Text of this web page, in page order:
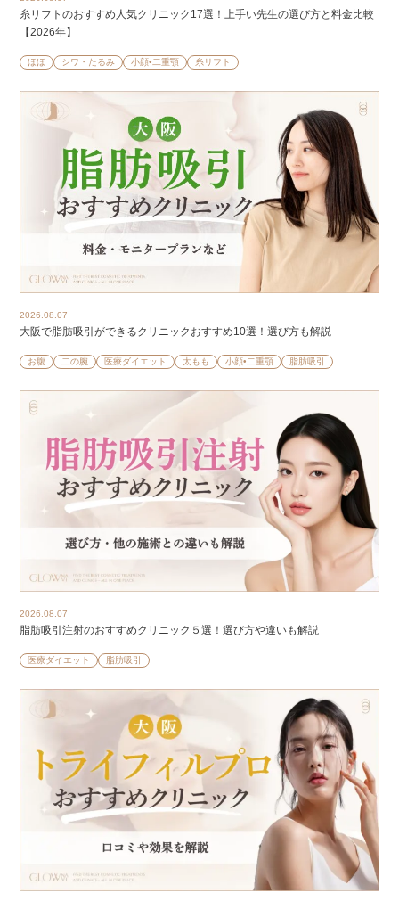
糸リフトのおすすめ人気クリニック17選！上手い先生の選び方と料金比較
【2026年】
ほほ シワ・たるみ 小顔•二重顎 糸リフト
2026.08.07
大阪で脂肪吸引ができるクリニックおすすめ10選！選び方も解説
お腹 二の腕 医療ダイエット 太もも 小顔•二重顎 脂肪吸引
2026.08.07
脂肪吸引注射のおすすめクリニック５選！選び方や違いも解説
医療ダイエット 脂肪吸引